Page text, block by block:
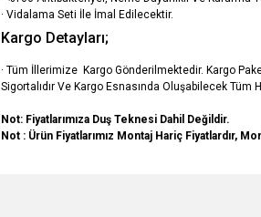
· Vidalama Seti İle İmal Edilecektir.
Kargo Detayları;
· Tüm İllerimize Kargo Gönderilmektedir. Kargo
Sigortalıdır Ve Kargo Esnasında Oluşabilecek Tüm
Not: Fiyatlarımıza Duş Teknesi Dahil Değildir.
Not : Ürün Fiyatlarımız Montaj Hariç Fiyatlardır,